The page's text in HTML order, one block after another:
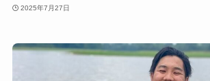
2025年7月27日